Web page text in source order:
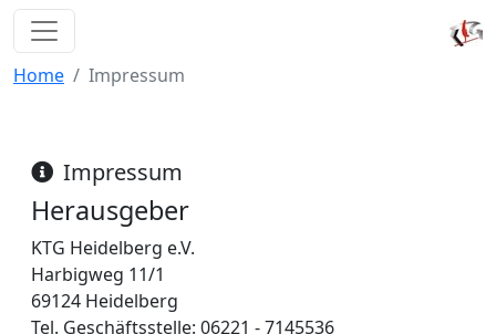
Home Impressum
Impressum
Herausgeber
KTG Heidelberg e.V.
Harbigweg 11/1
69124 Heidelberg
Tel. Geschäftsstelle: 06221 - 7145536